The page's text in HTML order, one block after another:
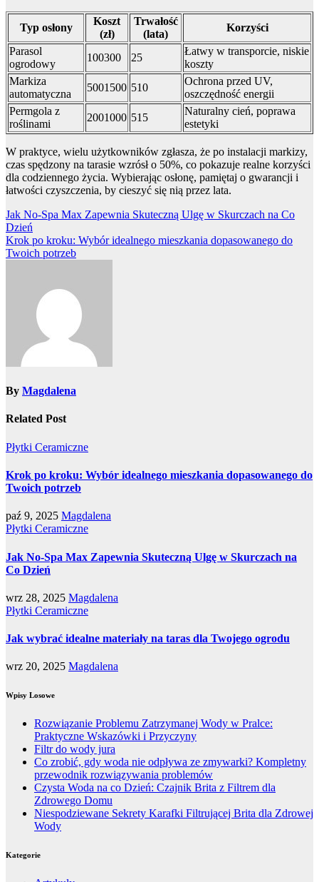
Typ osłony
Koszt
(zł)
Trwałość
(lata)
Korzyści
Parasol
ogrodowy
100300 25
Łatwy w transporcie, niskie
koszty
Markiza
automatyczna
5001500 510
Ochrona przed UV,
oszczędność energii
Permgola z
roślinami
2001000 515
Naturalny cień, poprawa
estetyki
W praktyce, wielu użytkowników zgłasza, że po instalacji markizy,
czas spędzony na tarasie wzrósł o 50%, co pokazuje realne korzyści
dla codziennego życia. Wybierając osłonę, pamiętaj o gwarancji i
łatwości czyszczenia, by cieszyć się nią przez lata.
Nawigacja
wpisu
Jak No-Spa Max Zapewnia Skuteczną Ulgę w Skurczach na Co
Dzień
Krok po kroku: Wybór idealnego mieszkania dopasowanego do
Twoich potrzeb
By Magdalena
Related Post
Płytki Ceramiczne
Krok po kroku: Wybór idealnego mieszkania dopasowanego do
Twoich potrzeb
paź 9, 2025 Magdalena
Płytki Ceramiczne
Jak No-Spa Max Zapewnia Skuteczną Ulgę w Skurczach na
Co Dzień
wrz 28, 2025 Magdalena
Płytki Ceramiczne
Jak wybrać idealne materiały na taras dla Twojego ogrodu
wrz 20, 2025 Magdalena
Wpisy Losowe
Rozwiązanie Problemu Zatrzymanej Wody w Pralce:
Praktyczne Wskazówki i Przyczyny
Filtr do wody jura
Co zrobić, gdy woda nie odpływa ze zmywarki? Kompletny
przewodnik rozwiązywania problemów
Czysta Woda na co Dzień: Czajnik Brita z Filtrem dla
Zdrowego Domu
Niespodziewane Sekrety Karafki Filtrującej Brita dla Zdrowej
Wody
Kategorie